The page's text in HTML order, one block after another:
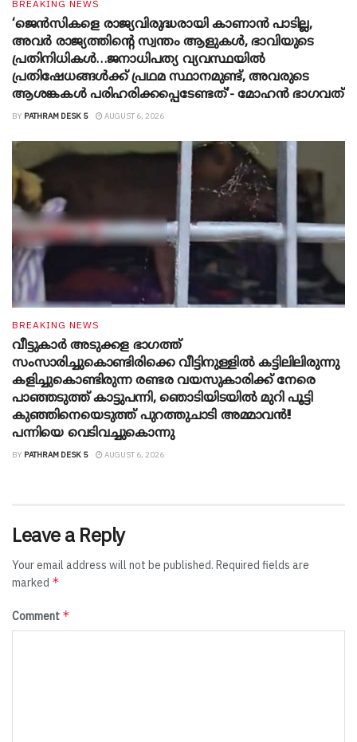
BREAKING NEWS
‘ജെൻസികളെ രാജ്യവിരുദ്ധരായി കാണാൻ പാടില്ല,
അവർ രാജ്യത്തിന്റെ സ്വന്തം ആളുകൾ, ഭാവിയുടെ
പ്രതിനിധികൾ…ജനാധിപത്യ വ്യവസ്ഥയിൽ
പ്രതിഷേധങ്ങൾക്ക് പ്രഥമ സ്ഥാനമുണ്ട്, അവരുടെ
ആശങ്കകൾ പരിഹരിക്കപ്പെടേണ്ടത്’- മോഹൻ ഭാ​ഗവത്
BY PATHRAM DESK 5 AUGUST 6, 2026
BREAKING NEWS
വീട്ടുകാർ അ‌ടുക്കള ഭാ​ഗത്ത്
സംസാരിച്ചുകൊണ്ടിരിക്കെ വീട്ടിനുള്ളിൽ കട്ടിലിലിരുന്നു
കളിച്ചുകൊണ്ടിരുന്ന രണ്ടര വയസുകാരിക്ക് നേരെ
പാഞ്ഞടുത്ത് കാട്ടുപന്നി, ‍ഞൊടിയി‌ടയിൽ മുറി പൂട്ടി
കുഞ്ഞിനെയെടുത്ത് പുറത്തുചാടി അമ്മാവൻ!!
പന്നിയെ വെടിവച്ചുകൊന്നു
BY PATHRAM DESK 5 AUGUST 6, 2026
Leave a Reply
Your email address will not be published. Required fields are
marked *
Comment *